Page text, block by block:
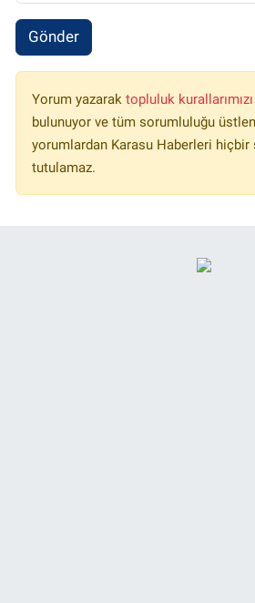
Gönder
Yorum yazarak topluluk kurallarımızı
bulunuyor ve tüm sorumluluğu
yorumlardan Karasu Haberleri
tutulamaz.